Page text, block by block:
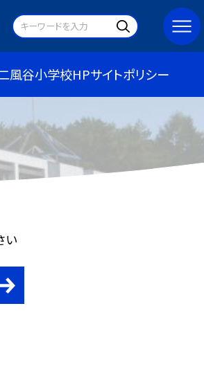
風谷小学校HPサイトポリシー
い